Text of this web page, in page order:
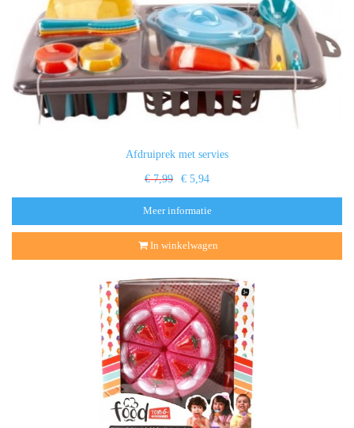
Afdruiprek met servies
€ 7,99 € 5,94
Meer informatie
In winkelwagen